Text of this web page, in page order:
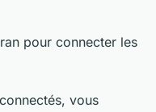
pour connecter les
vous